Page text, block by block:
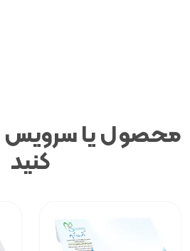
محصول یا سرویس
کنید